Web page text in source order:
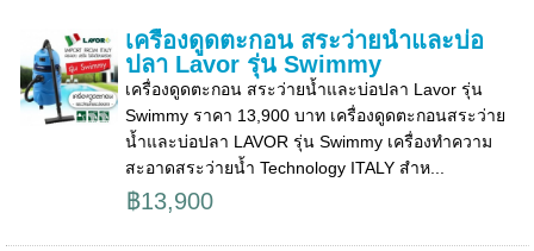
เครื่องดูดตะกอน สระว่ายน้ำและบ่อ
ปลา Lavor รุ่น Swimmy
เครื่องดูดตะกอน สระว่ายน้ำและบ่อปลา Lavor รุ่น
Swimmy ราคา 13,900 บาท เครื่องดูดตะกอนสระว่าย
น้ำและบ่อปลา LAVOR รุ่น Swimmy เครื่องทำความ
สะอาดสระว่ายน้ำ Technology ITALY สำห...
฿13,900